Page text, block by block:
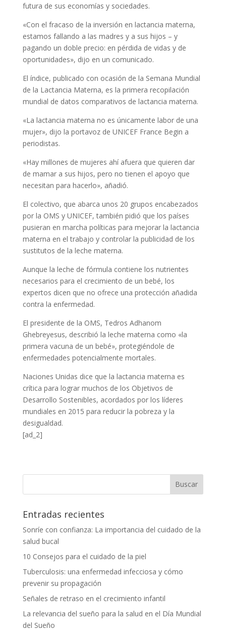
futura de sus economías y sociedades.
«Con el fracaso de la inversión en lactancia materna,
estamos fallando a las madres y a sus hijos – y
pagando un doble precio: en pérdida de vidas y de
oportunidades», dijo en un comunicado.
El índice, publicado con ocasión de la Semana Mundial
de la Lactancia Materna, es la primera recopilación
mundial de datos comparativos de lactancia materna.
«La lactancia materna no es únicamente labor de una
mujer», dijo la portavoz de UNICEF France Begin a
periodistas.
«Hay millones de mujeres ahí afuera que quieren dar
de mamar a sus hijos, pero no tienen el apoyo que
necesitan para hacerlo», añadió.
El colectivo, que abarca unos 20 grupos encabezados
por la OMS y UNICEF, también pidió que los países
pusieran en marcha políticas para mejorar la lactancia
materna en el trabajo y controlar la publicidad de los
sustitutos de la leche materna.
Aunque la leche de fórmula contiene los nutrientes
necesarios para el crecimiento de un bebé, los
expertos dicen que no ofrece una protección añadida
contra la enfermedad.
El presidente de la OMS, Tedros Adhanom
Ghebreyesus, describió la leche materna como «la
primera vacuna de un bebé», protegiéndole de
enfermedades potencialmente mortales.
Naciones Unidas dice que la lactancia materna es
crítica para lograr muchos de los Objetivos de
Desarrollo Sostenibles, acordados por los líderes
mundiales en 2015 para reducir la pobreza y la
desigualdad.
[ad_2]
Entradas recientes
Sonríe con confianza: La importancia del cuidado de la
salud bucal
10 Consejos para el cuidado de la piel
Tuberculosis: una enfermedad infecciosa y cómo
prevenir su propagación
Señales de retraso en el crecimiento infantil
La relevancia del sueño para la salud en el Día Mundial
del Sueño